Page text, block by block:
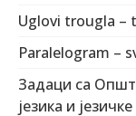
Uglovi trougla –
Paralelogram –
Задаци са
језика и